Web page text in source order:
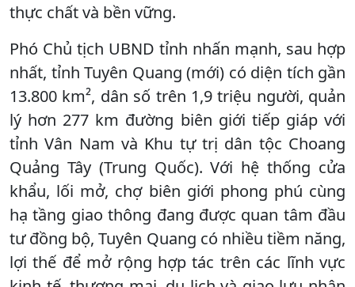
thực chất và bền vững.
Phó Chủ tịch UBND tỉnh nhấn mạnh, sau hợp
nhất, tỉnh Tuyên Quang (mới) có diện tích gần
13.800 km², dân số trên 1,9 triệu người, quản
lý hơn 277 km đường biên giới tiếp giáp với
tỉnh Vân Nam và Khu tự trị dân tộc Choang
Quảng Tây (Trung Quốc). Với hệ thống cửa
khẩu, lối mở, chợ biên giới phong phú cùng
hạ tầng giao thông đang được quan tâm đầu
tư đồng bộ, Tuyên Quang có nhiều tiềm năng,
lợi thế để mở rộng hợp tác trên các lĩnh vực